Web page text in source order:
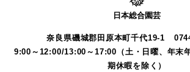
日本総合園芸
奈良県磯城郡田原本町千代19-1
9:00～12:00/13:00～17:00（土・日曜、年末
期休暇を除く）